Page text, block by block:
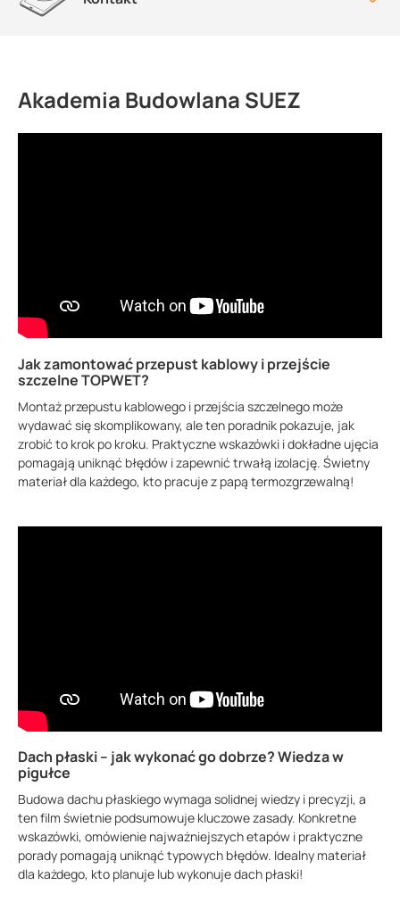
Akademia Budowlana SUEZ
Jak zamontować przepust kablowy i przejście
szczelne TOPWET?
Montaż przepustu kablowego i przejścia szczelnego może
wydawać się skomplikowany, ale ten poradnik pokazuje, jak
zrobić to krok po kroku. Praktyczne wskazówki i dokładne ujęcia
pomagają uniknąć błędów i zapewnić trwałą izolację. Świetny
materiał dla każdego, kto pracuje z papą termozgrzewalną!
Dach płaski – jak wykonać go dobrze? Wiedza w
pigułce
Budowa dachu płaskiego wymaga solidnej wiedzy i precyzji, a
ten film świetnie podsumowuje kluczowe zasady. Konkretne
wskazówki, omówienie najważniejszych etapów i praktyczne
porady pomagają uniknąć typowych błędów. Idealny materiał
dla każdego, kto planuje lub wykonuje dach płaski!